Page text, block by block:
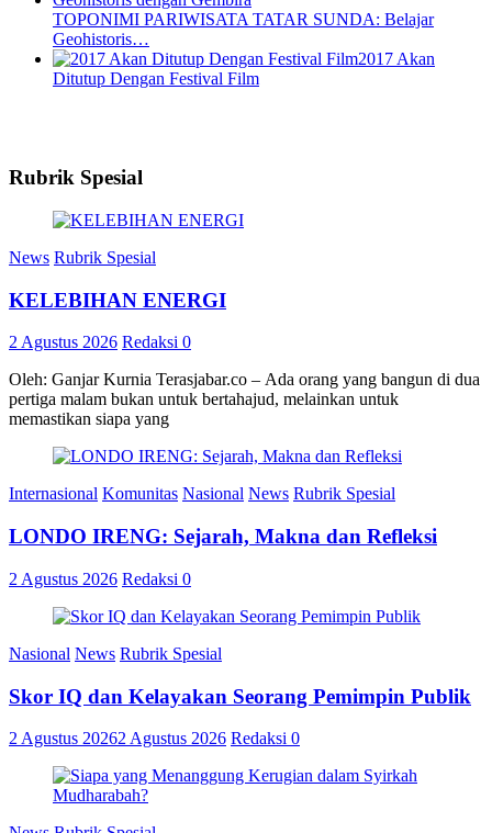
TOPONIMI PARIWISATA TATAR SUNDA: Belajar
Geohistoris…
2017 Akan
Ditutup Dengan Festival Film
Rubrik Spesial
News Rubrik Spesial
KELEBIHAN ENERGI
2 Agustus 2026 Redaksi 0
Oleh: Ganjar Kurnia Terasjabar.co – Ada orang yang bangun di dua
pertiga malam bukan untuk bertahajud, melainkan untuk
memastikan siapa yang
Internasional Komunitas Nasional News Rubrik Spesial
LONDO IRENG: Sejarah, Makna dan Refleksi
2 Agustus 2026 Redaksi 0
Nasional News Rubrik Spesial
Skor IQ dan Kelayakan Seorang Pemimpin Publik
2 Agustus 20262 Agustus 2026 Redaksi 0